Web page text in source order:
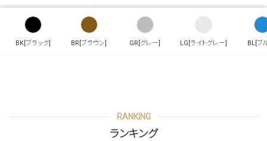
BK[ブラック] BR[ブラウン] GR[グレー] LG[ライトグレー] BL[ブ
RANKING
ランキング